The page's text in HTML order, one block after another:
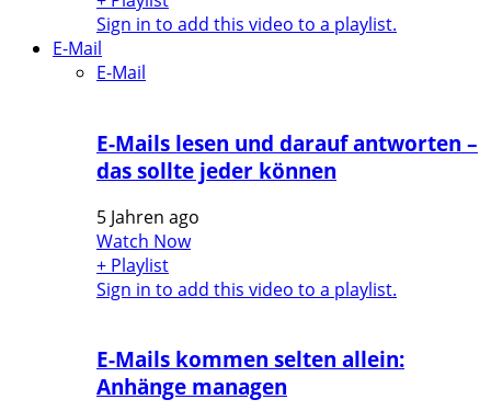
Sign in to add this video to a playlist.
E-Mail
E-Mail
E-Mails lesen und darauf antworten –
das sollte jeder können
5 Jahren ago
Watch Now
+ Playlist
Sign in to add this video to a playlist.
E-Mails kommen selten allein:
Anhänge managen